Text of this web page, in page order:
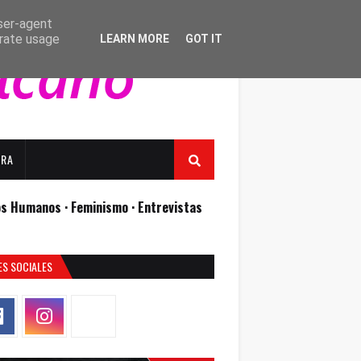
Humanos · Feminismo · Entrevistas
SOCIALES
agent
usage
LEARN MORE GOT IT